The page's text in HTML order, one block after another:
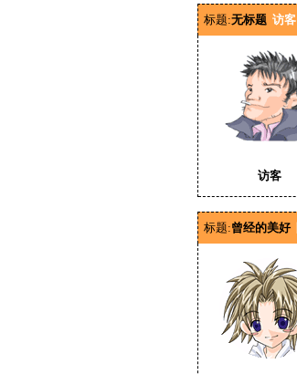
标题:无标题 访客
访客
标题:曾经的美好